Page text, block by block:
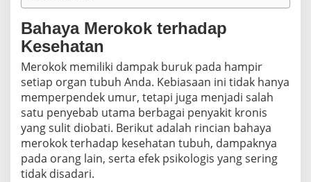
Bahaya Merokok terhadap
Kesehatan
Merokok memiliki dampak buruk pada hampir
setiap organ tubuh Anda. Kebiasaan ini tidak hanya
memperpendek umur, tetapi juga menjadi salah
satu penyebab utama berbagai penyakit kronis
yang sulit diobati. Berikut adalah rincian bahaya
merokok terhadap kesehatan tubuh, dampaknya
pada orang lain, serta efek psikologis yang sering
tidak disadari.